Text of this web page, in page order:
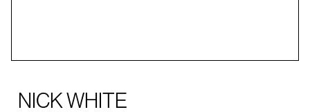
NICK WHITE